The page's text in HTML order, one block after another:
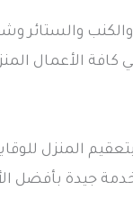
والستائر
الأعمال
المنزل
جيدة بأفضل